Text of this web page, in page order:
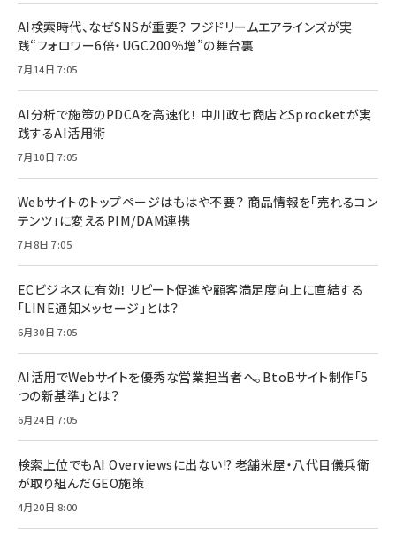
AI検索時代、なぜSNSが重要？ フジドリームエアラインズが実
践“フォロワー6倍・UGC200％増”の舞台裏
7月14日 7:05
AI分析で施策のPDCAを高速化！ 中川政七商店とSprocketが実
践するAI活用術
7月10日 7:05
Webサイトのトップページはもはや不要？ 商品情報を「売れるコン
テンツ」に変えるPIM/DAM連携
7月8日 7:05
ECビジネスに有効！ リピート促進や顧客満足度向上に直結する
「LINE通知メッセージ」とは？
6月30日 7:05
AI活用でWebサイトを優秀な営業担当者へ。BtoBサイト制作「5
つの新基準」とは？
6月24日 7:05
検索上位でもAI Overviewsに出ない!? 老舗米屋・八代目儀兵衛
が取り組んだGEO施策
4月20日 8:00